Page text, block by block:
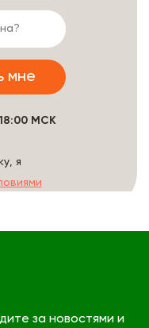
МСК
я
за новостями и